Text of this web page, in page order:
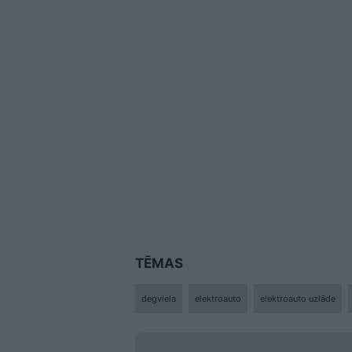
TĒMAS
degviela elektroauto elektroauto uzlāde